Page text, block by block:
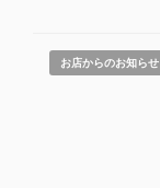
お店からのお知らせ